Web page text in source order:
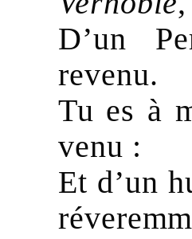
D’un
revenu.
Tu es à
venu :
Et d’un